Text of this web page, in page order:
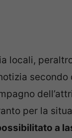
locali,
secondo
per la
a